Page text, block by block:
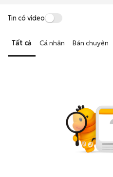
Tin có video
Tất cả Cá nhân Bán chuyên